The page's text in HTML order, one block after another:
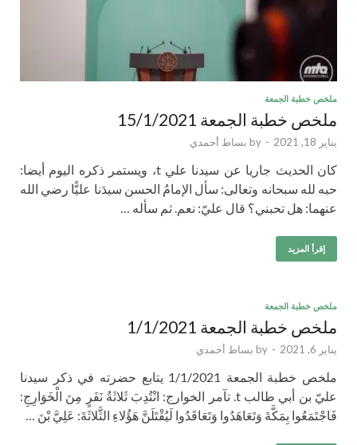
ملخص خطبة الجمعة
ملخص خطبة الجمعة 15/1/2021
يناير 18, 2021 -
by بساط أحمدي
كان الحديث جاريا عن سيدنا علي t، ويستمر ذكره اليوم أيضا:
حبه لله سبحانه وتعالى: سأل الإمامُ الحسن سيدَنا عليًّا رضي الله
عنهما: هل تحبني؟ قال عليّ: نعم. ثم سأله …
إقرأ المزيد
ملخص خطبة الجمعة
ملخص خطبة الجمعة 1/1/2021
يناير 6, 2021 -
by بساط أحمدي
ملخص خطبة الجمعة 1/1/2021 یتابع حضرته في ذكر سيدنا
عليّ بن أبي طالب t. تآمر الخوارج: انْتُدِبَ ثَلاثَةُ نَفَرٍ مِنَ الْخَوَارِجِ:
فَاجْتَمَعُوا بِمَكَّةَ وَتَعَاهَدُوا وَتَعَاقَدُوا لَيُقْتَلَنَّ هَؤُلاءِ الثَّلاثَةَ: عَلِيَّ بْنَ …